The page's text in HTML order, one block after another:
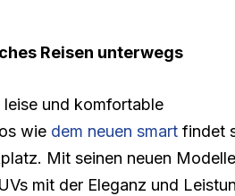
Reisen unterwegs
und komfortable
wie dem neuen smartfindet
Mit seinen neuen
mit der Eleganz und